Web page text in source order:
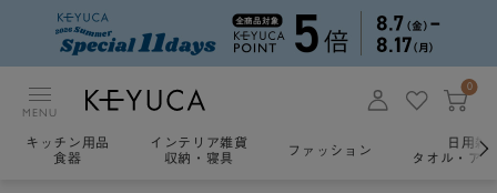
MENU
0
キッチン用品
食器
インテリア雑貨
収納・寝具
ファッション
日用雑
タオル・ア